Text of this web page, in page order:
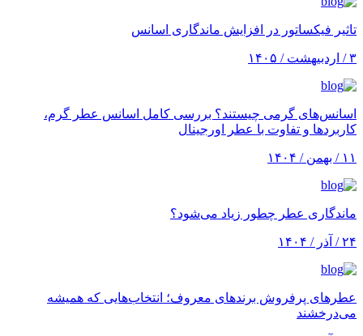
تاثیر فیکساتور در افزایش ماندگاری اسانس
۳ / اردبیهشت / ۱۴۰۵
اسانس‌های گرمی چیستند؟ بررسی کامل اسانس عطر گرم،
کاربردها و تفاوت با عطر اورجینال
۱۱ / بهمن / ۱۴۰۴
ماندگاری عطر چطور زیاد می‌شود؟
۲۴ / آذر / ۱۴۰۴
عطرهای پرفروش برندهای معروف؛ انتخاب‌هایی که همیشه
می‌درخشند